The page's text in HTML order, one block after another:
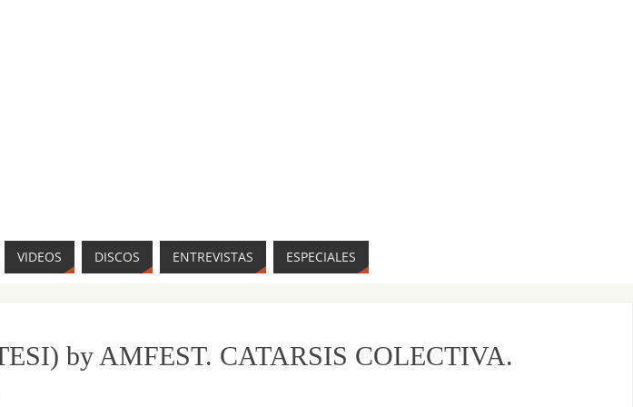
VIDEOS DISCOS ENTREVISTAS ESPECIALES
by AMFEST. CATARSIS COLECTIVA.